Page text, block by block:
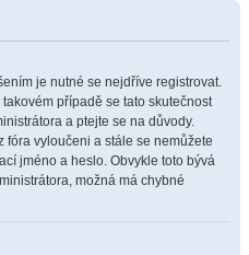
je nutné se nejdříve registrovat.
případě se tato skutečnost
a ptejte se na důvody.
fóra vyloučeni a stále se nemůžete
jméno a heslo. Obvykle toto bývá
možná má chybné